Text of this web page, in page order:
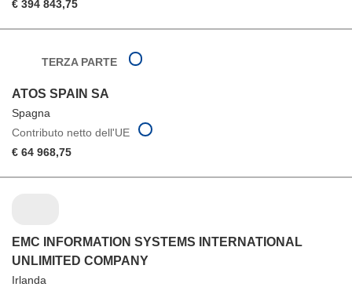
€ 394 843,75
TERZA PARTE
ATOS SPAIN SA
Spagna
Contributo netto dell'UE
€ 64 968,75
EMC INFORMATION SYSTEMS INTERNATIONAL
UNLIMITED COMPANY
Irlanda